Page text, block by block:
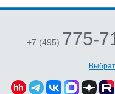
+7 (495) 775-